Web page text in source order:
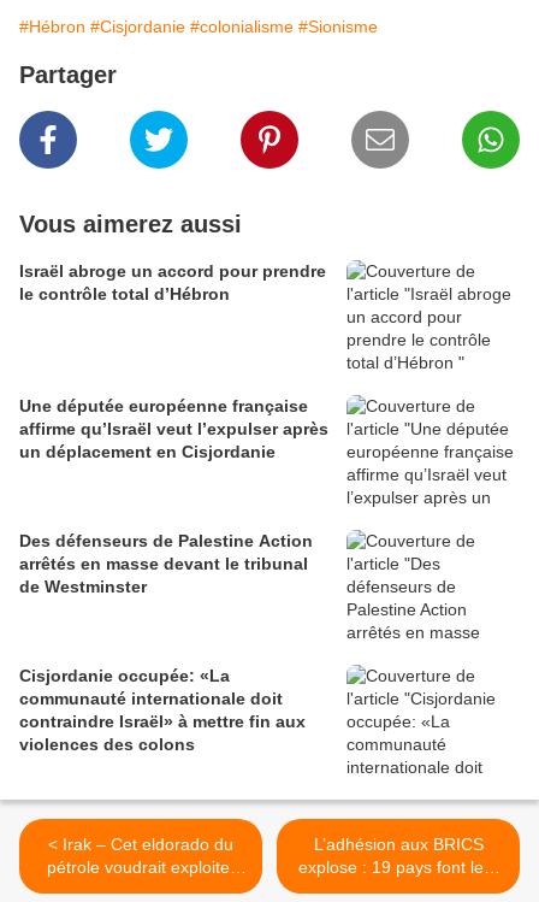
#Hébron #Cisjordanie #colonialisme #Sionisme
Partager
Vous aimerez aussi
Israël abroge un accord pour prendre
le contrôle total d’Hébron
Une députée européenne française
affirme qu’Israël veut l’expulser après
un déplacement en Cisjordanie
Des défenseurs de Palestine Action
arrêtés en masse devant le tribunal
de Westminster
Cisjordanie occupée: «La
communauté internationale doit
contraindre Israël» à mettre fin aux
violences des colons
< Irak – Cet eldorado du
pétrole voudrait exploiter
son énorme gisement
L’adhésion aux BRICS
explose : 19 pays font leur
demande avant le sommet